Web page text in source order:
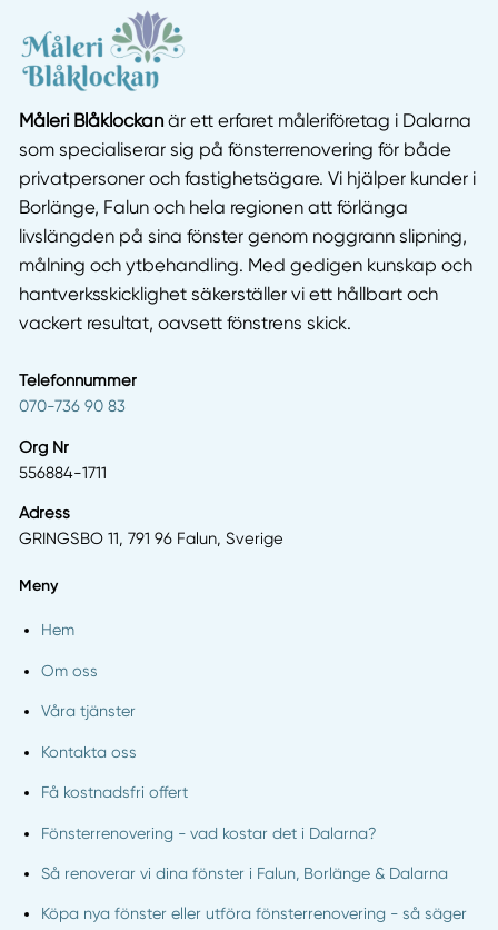
Måleri Blåklockanär ett erfaret måleriföretag i Dalarna
som specialiserar sig på fönsterrenovering för både
privatpersoner och fastighetsägare. Vi hjälper kunder i
Borlänge, Falun och hela regionen att förlänga
livslängden på sina fönster genom noggrann slipning,
målning och ytbehandling. Med gedigen kunskap och
hantverksskicklighet säkerställer vi ett hållbart och
vackert resultat, oavsett fönstrens skick.
Telefonnummer
070-736 90 83
Org Nr
556884-1711
Adress
GRINGSBO 11, 791 96 Falun, Sverige
Meny
Hem
Om oss
Våra tjänster
Kontakta oss
Få kostnadsfri offert
Fönsterrenovering - vad kostar det i Dalarna?
Så renoverar vi dina fönster i Falun, Borlänge & Dalarna
Köpa nya fönster eller utföra fönsterrenovering - så säger